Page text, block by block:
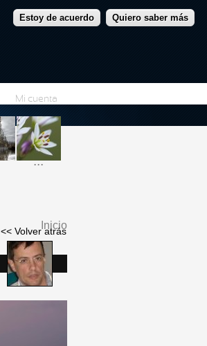
Estoy de acuerdo Quiero saber más
Mi cuenta
...
Se encuentra usted
aquí
Inicio
<< Volver atrás